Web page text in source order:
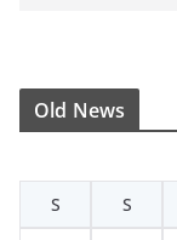
Old News
S
S